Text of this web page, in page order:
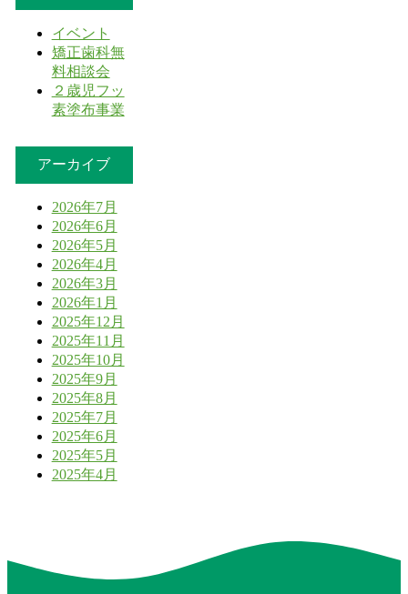
イベント
矯正歯科無
料相談会
２歳児フッ
素塗布事業
アーカイブ
2026年7月
2026年6月
2026年5月
2026年4月
2026年3月
2026年1月
2025年12月
2025年11月
2025年10月
2025年9月
2025年8月
2025年7月
2025年6月
2025年5月
2025年4月